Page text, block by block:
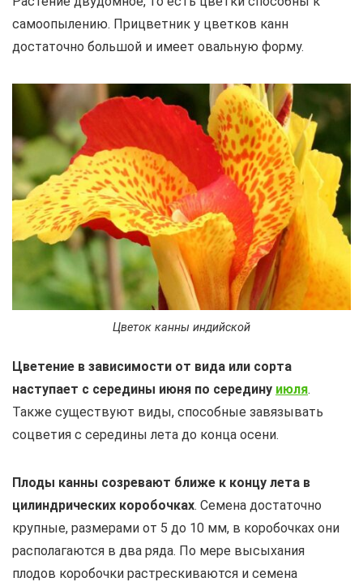
самоопылению. Прицветник у цветков канн
достаточно большой и имеет овальную форму.
Цветок канны индийской
Цветение в зависимости от вида или сорта
наступает с середины июня по середину июля.
Также существуют виды, способные завязывать
соцветия с середины лета до конца осени.
Плоды канны созревают ближе к концу лета в
цилиндрических коробочках. Семена достаточно
крупные, размерами от 5 до 10 мм, в коробочках они
располагаются в два ряда. По мере высыхания
плодов коробочки растрескиваются и семена